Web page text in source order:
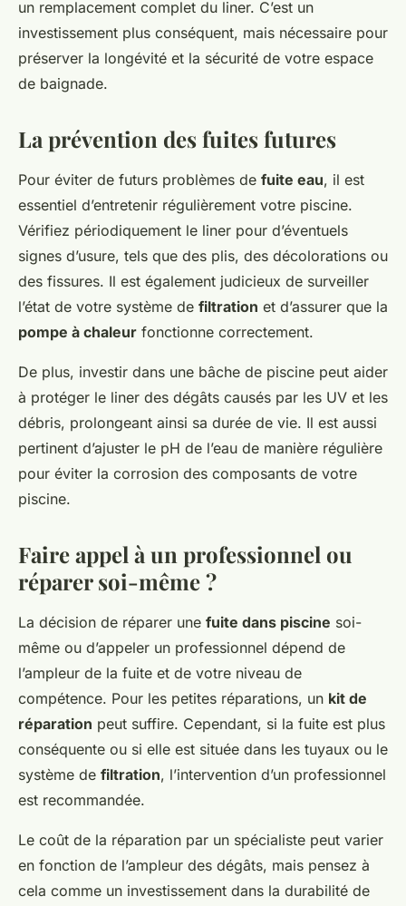
un remplacement complet du liner. C’est un
investissement plus conséquent, mais nécessaire pour
préserver la longévité et la sécurité de votre espace
de baignade.
La prévention des fuites futures
Pour éviter de futurs problèmes de fuite eau, il est
essentiel d’entretenir régulièrement votre piscine.
Vérifiez périodiquement le liner pour d’éventuels
signes d’usure, tels que des plis, des décolorations ou
des fissures. Il est également judicieux de surveiller
l’état de votre système de filtration et d’assurer que la
pompe à chaleur fonctionne correctement.
De plus, investir dans une bâche de piscine peut aider
à protéger le liner des dégâts causés par les UV et les
débris, prolongeant ainsi sa durée de vie. Il est aussi
pertinent d’ajuster le pH de l’eau de manière régulière
pour éviter la corrosion des composants de votre
piscine.
Faire appel à un professionnel ou
réparer soi-même ?
La décision de réparer une fuite dans piscine soi-
même ou d’appeler un professionnel dépend de
l’ampleur de la fuite et de votre niveau de
compétence. Pour les petites réparations, un kit de
réparation peut suffire. Cependant, si la fuite est plus
conséquente ou si elle est située dans les tuyaux ou le
système de filtration, l’intervention d’un professionnel
est recommandée.
Le coût de la réparation par un spécialiste peut varier
en fonction de l’ampleur des dégâts, mais pensez à
cela comme un investissement dans la durabilité de